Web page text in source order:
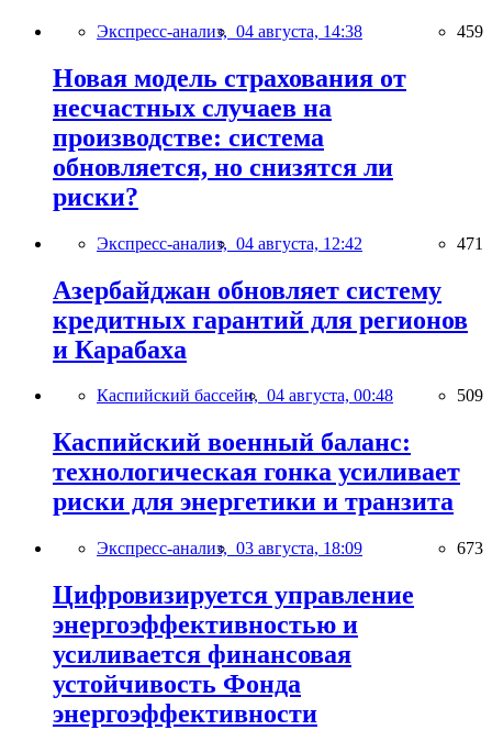
Экспресс-анализ, 04 августа, 14:38 459
Новая модель страхования от
несчастных случаев на
производстве: система
обновляется, но снизятся ли
риски?
Экспресс-анализ, 04 августа, 12:42 471
Азербайджан обновляет систему
кредитных гарантий для регионов
и Карабаха
Каспийский бассейн, 04 августа, 00:48 509
Каспийский военный баланс:
технологическая гонка усиливает
риски для энергетики и транзита
Экспресс-анализ, 03 августа, 18:09 673
Цифровизируется управление
энергоэффективностью и
усиливается финансовая
устойчивость Фонда
энергоэффективности